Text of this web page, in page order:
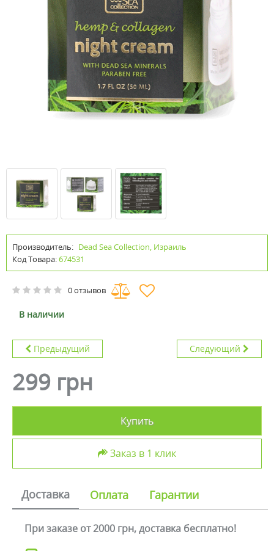
Производитель: Dead Sea Collection, Израиль
Код Товара:674531
0 отзывов
В наличии
Предыдущий Следующий
299 грн
Купить
Заказ в 1 клик
Доставка Оплата Гарантии
При заказе от 2000 грн, доставка бесплатно!